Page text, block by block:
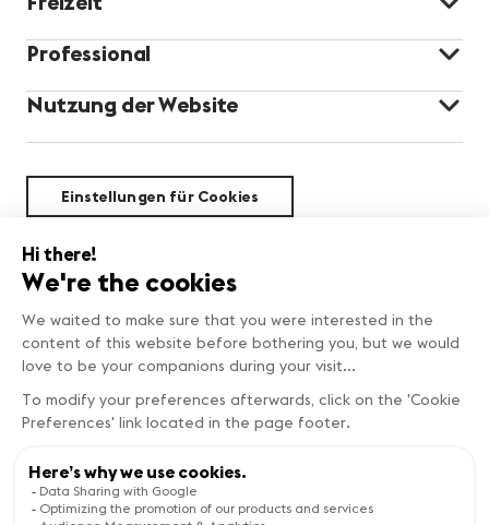
Professional
Nutzung der Website
Einstellungen für Cookies